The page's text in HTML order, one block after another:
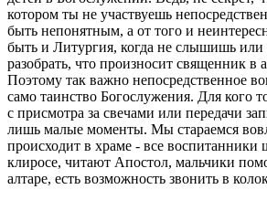
котором ты не участвуешь
быть непонятным, а от того и
быть и Литургия, когда не слышишь
разобрать, что произносит священник в
Поэтому так важно непосредственное
само таинство Богослужения. Для кого
с присмотра за свечами или передачи
лишь малые моменты. Мы стараемся
происходит в храме - все
клиросе, читают Апостол, мальчики
алтаре, есть возможность звонить в